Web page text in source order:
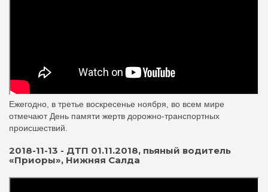
Ежегодно, в третье воскресенье ноября, во всем мире
отмечают День памяти жертв дорожно-транспортных
происшествий.
2018-11-13 - ДТП 01.11.2018, пьяный водитель
«Приоры», Нижняя Салда